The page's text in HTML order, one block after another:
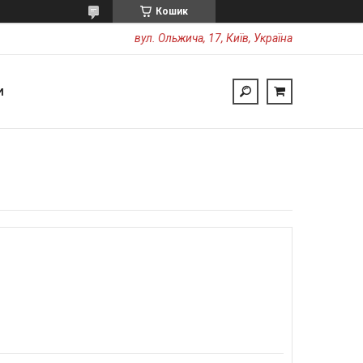
Кошик
вул. Ольжича, 17, Київ, Україна